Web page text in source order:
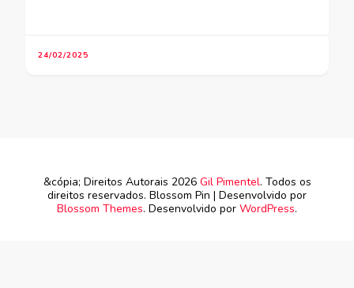
24/02/2025
&cópia; Direitos Autorais 2026 Gil Pimentel. Todos os
direitos reservados. Blossom Pin | Desenvolvido por
Blossom Themes. Desenvolvido por WordPress.